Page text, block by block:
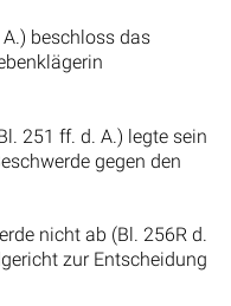
beschloss das
251 ff. d. A.) legte sein
gegen den
nicht ab (Bl. 256R d.
zur Entscheidung